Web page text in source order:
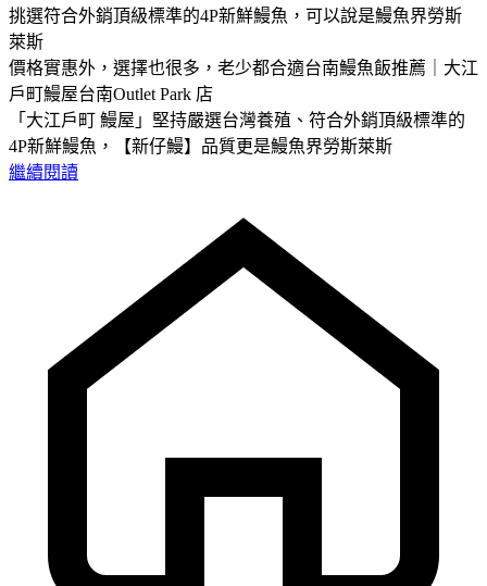
挑選符合外銷頂級標準的4P新鮮鰻魚，可以說是鰻魚界勞斯
萊斯
價格實惠外，選擇也很多，老少都合適台南鰻魚飯推薦｜大江
戶町鰻屋台南Outlet Park 店
「大江戶町 鰻屋」堅持嚴選台灣養殖、符合外銷頂級標準的
4P新鮮鰻魚，【新仔鰻】品質更是鰻魚界勞斯萊斯
繼續閱讀